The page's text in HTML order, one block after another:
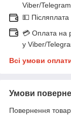
Viber/Telegram
💵
💳 Оплата на
у Viber/
Всі умови
Умови
Повернення